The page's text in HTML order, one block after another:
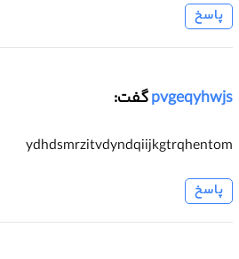
پاسخ
pvgeqyhwjsگفت:
ydhdsmrzitvdyndqiijkgtrqhentom
پاسخ